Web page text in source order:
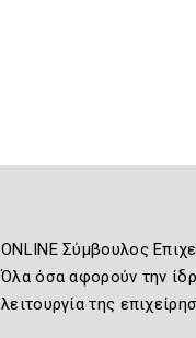
ONLINE Σύμβουλος
Όλα όσα αφορούν την
λειτουργία της